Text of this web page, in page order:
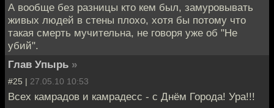
А вообще без разницы кто кем был, замуровывать
живых людей в стены плохо, хотя бы потому что
такая смерть мучительна, не говоря уже об "Не
убий".
Глав Упырь »
#25 | 27.05.10 10:53
Всех камрадов и камрадесс - с Днём Города! Ура!!!